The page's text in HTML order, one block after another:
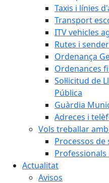
Taxis i línies
Transport
ITV vehicles
Rutes i
Ordenança
Ordenances
Sol·licitud de
Pública
Guàrdia
Adreces i
Vols treballar
Processos de
Actualitat
Avisos